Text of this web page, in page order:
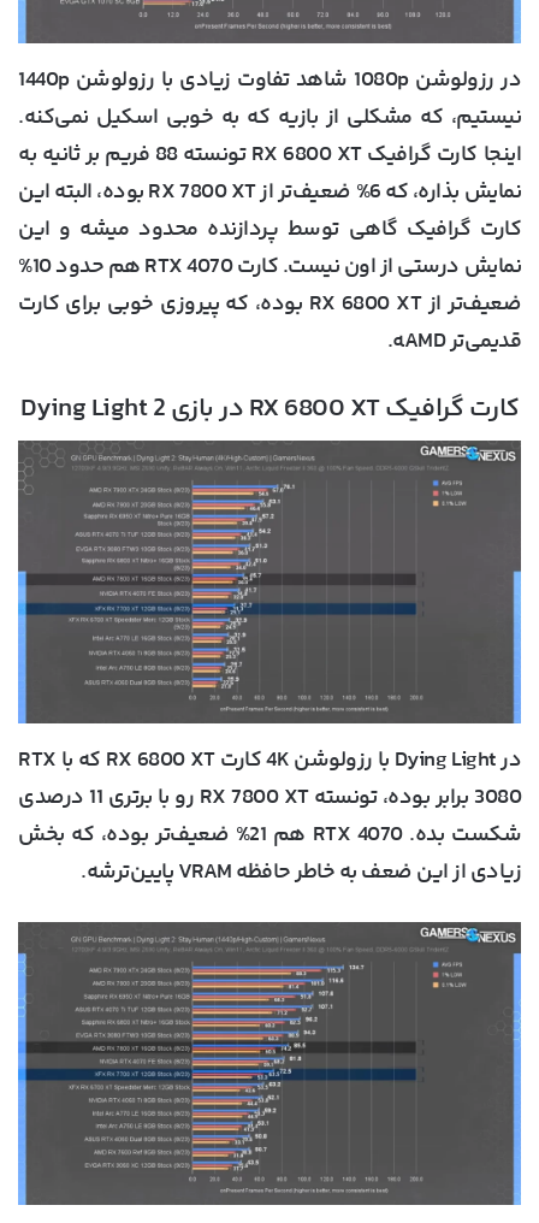
در رزولوشن 1080p شاهد تفاوت زیادی با رزولوشن 1440p
نیستیم، که مشکلی از بازیه که به خوبی اسکیل نمی‌کنه.
اینجا کارت گرافیک RX 6800 XT تونسته 88 فریم بر ثانیه به
نمایش بذاره، که 6% ضعیف‌تر از RX 7800 XT بوده، البته این
کارت گرافیک گاهی توسط پردازنده محدود میشه و این
نمایش درستی از اون نیست. کارت RTX 4070 هم حدود 10%
ضعیف‌تر از RX 6800 XT بوده، که پیروزی خوبی برای کارت
قدیمی‌تر AMD‍ه.
کارت گرافیک RX 6800 XT در بازی Dying Light 2
در Dying Light با رزولوشن 4K کارت RX 6800 XT که با RTX
3080 برابر بوده، تونسته RX 7800 XT رو با برتری 11 درصدی
شکست بده. RTX 4070 هم 21% ضعیف‌تر بوده، که بخش
زیادی از این ضعف به خاطر حافظه VRAM پایین‌ترشه.